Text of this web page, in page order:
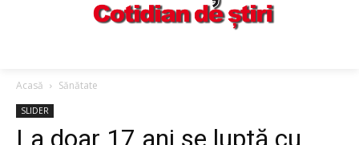
Acasă Sănătate
SLIDER
La doar 17 ani se luptă cu